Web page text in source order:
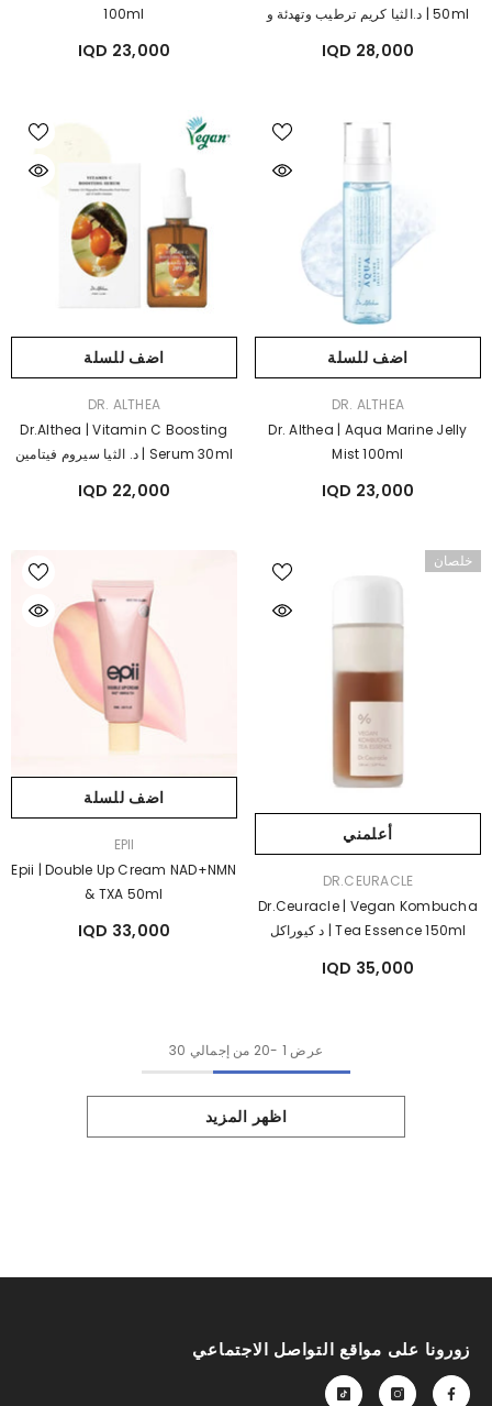
50ml | د.الثيا كريم ترطيب وتهدئة و
28,000 IQD
100ml
23,000 IQD
اضف للسلة
DR. ALTHEA
Dr. Althea | Aqua Marine Jelly
Mist 100ml
23,000 IQD
اضف للسلة
DR. ALTHEA
Dr.Althea | Vitamin C Boosting
Serum 30ml | د. الثيا سيروم فيتامين
الحساسة
22,000 IQD
خلصان
أعلمني
DR.CEURACLE
Dr.Ceuracle | Vegan Kombucha
Tea Essence 150ml | د كيوراكل
35,000 IQD
اضف للسلة
EPII
Epii | Double Up Cream NAD+NMN
& TXA 50ml
33,000 IQD
عرض 1
-
20 من إجمالي 30
اظهر المزيد
زورونا على مواقع التواصل الاجتماعي